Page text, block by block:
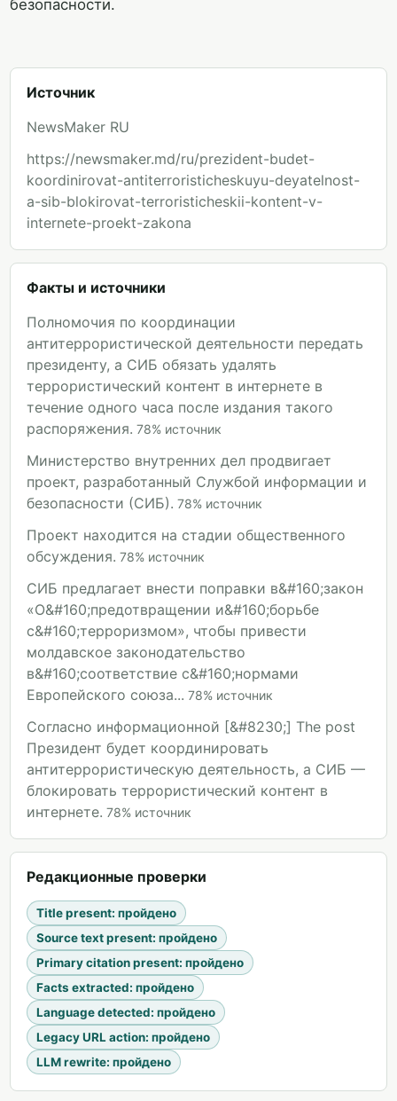
безопасности.
Источник
NewsMaker RU
https://newsmaker.md/ru/prezident-budet-
koordinirovat-antiterroristicheskuyu-deyatelnost-
a-sib-blokirovat-terroristicheskii-kontent-v-
internete-proekt-zakona
Факты и источники
Полномочия по координации
антитеррористической деятельности передать
президенту, а СИБ обязать удалять
террористический контент в интернете в
течение одного часа после издания такого
распоряжения. 78% источник
Министерство внутренних дел продвигает
проект, разработанный Службой информации и
безопасности (СИБ). 78% источник
Проект находится на стадии общественного
обсуждения. 78% источник
СИБ предлагает внести поправки в&#160;закон
«О&#160;предотвращении и&#160;борьбе
с&#160;терроризмом», чтобы привести
молдавское законодательство
в&#160;соответствие с&#160;нормами
Европейского союза... 78% источник
Согласно информационной [&#8230;] The post
Президент будет координировать
антитеррористическую деятельность, а СИБ —
блокировать террористический контент в
интернете. 78% источник
Редакционные проверки
Title present: пройдено
Source text present: пройдено
Primary citation present: пройдено
Facts extracted: пройдено
Language detected: пройдено
Legacy URL action: пройдено
LLM rewrite: пройдено